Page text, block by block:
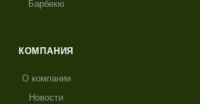
Барбекю
КОМПАНИЯ
О компании
Новости